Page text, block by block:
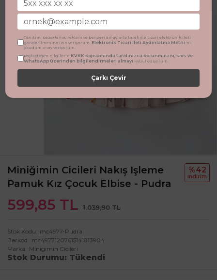
Miniğimin Cicileri Nakış Işleme
Pamuk Kız Çocuk Elbise - Pudra
599,85 TL 1.039,90 TL
%42
i̇ndi̇ri̇m
Stok Kodu
mc4977-Pudra
Barkod
mc49771207615141813904
Marka
Minigimin Cicileri
Stok Durumu Tükendi
Tanıtım, pazarlama, reklam ve benzeri amaçlarla tarafıma ticari elektronik ileti
gönderilmesine izin veriyorum. Elektronik Ticari İleti Aydınlatma Metni 'ni
okudum onay veriyorum.
Paylaştığım bilgilerin KVKK kapsamında tarafınızca korunmasını, sms ve
WhatsApp üzerinden bilgilendirmeleri almayı kabul ediyorum.
Çarkı Çevir